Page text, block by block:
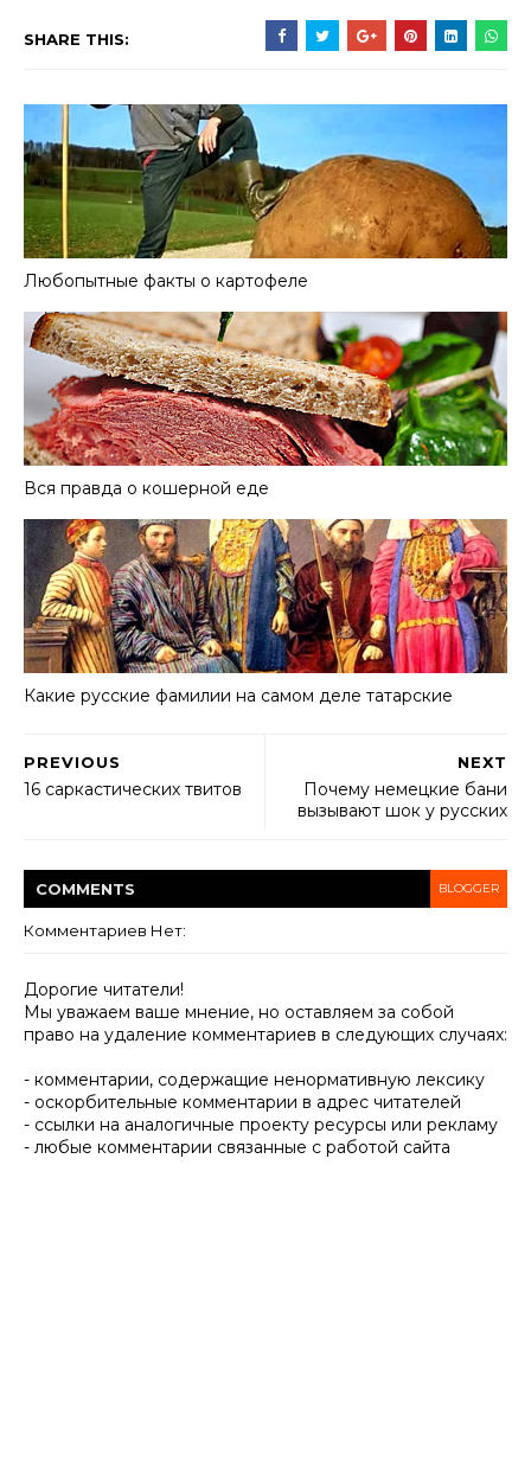
SHARE THIS:
Любопытные факты о картофеле
Вся правда о кошерной еде
Какие русские фамилии на самом деле татарские
NEXT
Почему немецкие бани
вызывают шок у русских
PREVIOUS
16 саркастических твитов
COMMENTS BLOGGER
Комментариев Нет:
Дорогие читатели!
Мы уважаем ваше мнение, но оставляем за собой
право на удаление комментариев в следующих случаях:
- комментарии, содержащие ненормативную лексику
- оскорбительные комментарии в адрес читателей
- ссылки на аналогичные проекту ресурсы или рекламу
- любые комментарии связанные с работой сайта